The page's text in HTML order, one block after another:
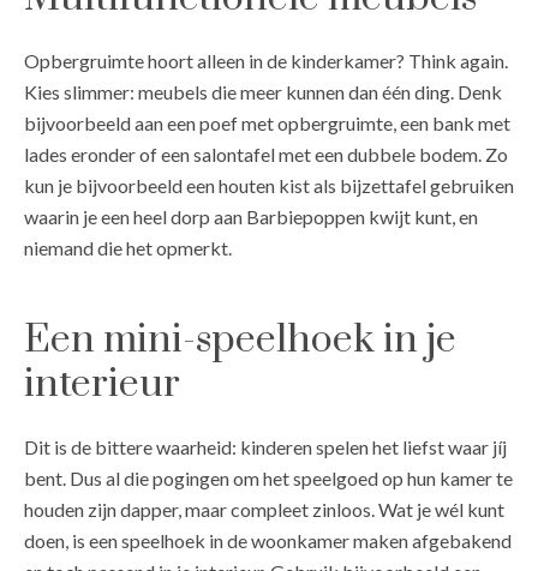
Opbergruimte hoort alleen in de kinderkamer? Think again.
Kies slimmer: meubels die meer kunnen dan één ding. Denk
bijvoorbeeld aan een poef met opbergruimte, een bank met
lades eronder of een salontafel met een dubbele bodem. Zo
kun je bijvoorbeeld een houten kist als bijzettafel gebruiken
waarin je een heel dorp aan Barbiepoppen kwijt kunt, en
niemand die het opmerkt.
Een mini-speelhoek in je
interieur
Dit is de bittere waarheid: kinderen spelen het liefst waar jíj
bent. Dus al die pogingen om het speelgoed op hun kamer te
houden zijn dapper, maar compleet zinloos. Wat je wél kunt
doen, is een speelhoek in de woonkamer maken afgebakend